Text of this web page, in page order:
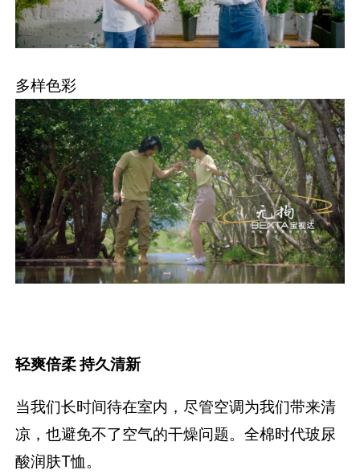
多样色彩
轻爽倍柔 持久清新
当我们长时间待在室内，尽管空调为我们带来清
凉，也避免不了空气的干燥问题。全棉时代玻尿
酸润肤T恤。